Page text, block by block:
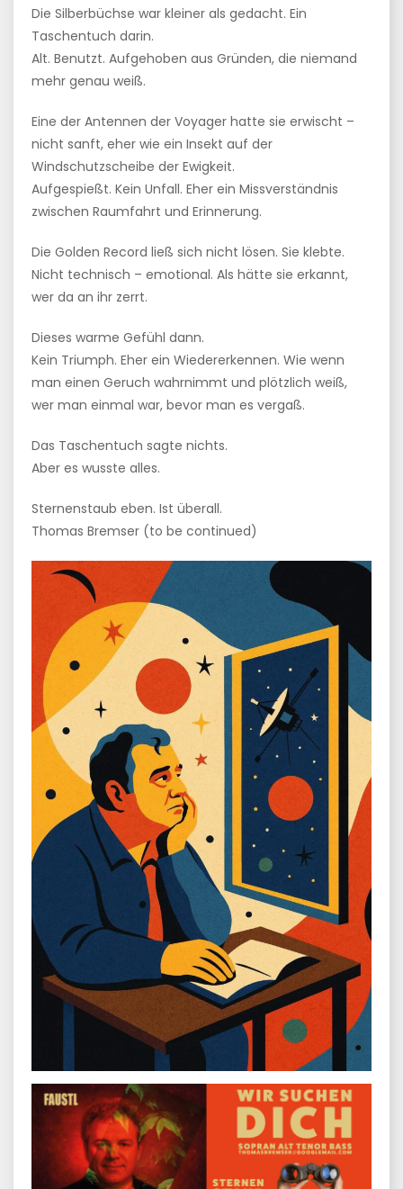
Die Silberbüchse war kleiner als gedacht. Ein
Taschentuch darin.
Alt. Benutzt. Aufgehoben aus Gründen, die niemand
mehr genau weiß.
Eine der Antennen der Voyager hatte sie erwischt –
nicht sanft, eher wie ein Insekt auf der
Windschutzscheibe der Ewigkeit.
Aufgespießt. Kein Unfall. Eher ein Missverständnis
zwischen Raumfahrt und Erinnerung.
Die Golden Record ließ sich nicht lösen. Sie klebte.
Nicht technisch – emotional. Als hätte sie erkannt,
wer da an ihr zerrt.
Dieses warme Gefühl dann.
Kein Triumph. Eher ein Wiedererkennen. Wie wenn
man einen Geruch wahrnimmt und plötzlich weiß,
wer man einmal war, bevor man es vergaß.
Das Taschentuch sagte nichts.
Aber es wusste alles.
Sternenstaub eben. Ist überall.
Thomas Bremser (to be continued)